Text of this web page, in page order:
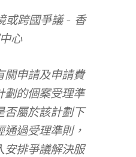
或跨國爭議 - 香
心
關申請及申請費
劃的個案受理準
否屬於該計劃下
過受理準則，
安排爭議解決服